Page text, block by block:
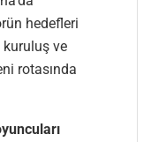
hedefleri
ve
rotasında